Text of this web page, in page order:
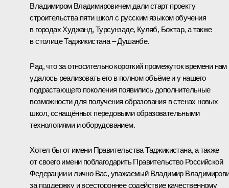
Владимиром Владимировичем дали старт проекту
строительства пяти школ с русским языком обучения
в городах Худжанд, Турсунзаде, Куляб, Бохтар, а также
в столице Таджикистана ‒ Душанбе.
Рад, что за относительно короткий промежуток времени нам
удалось реализовать его в полном объёме и у нашего
подрастающего поколения появились дополнительные
возможности для получения образования в стенах новых
школ, оснащённых передовыми образовательными
технологиями и оборудованием.
Хотел бы от имени Правительства Таджикистана, а также
от своего имени поблагодарить Правительство Российской
Федерации и лично Вас, уважаемый Владимир
за поддержку и всестороннее содействие качественному